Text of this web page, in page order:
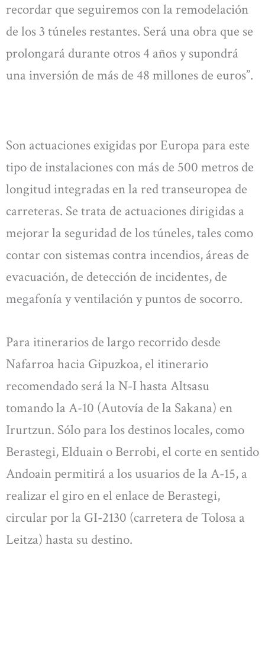
recordar que seguiremos con la remodelación
de los 3 túneles restantes. Será una obra que se
prolongará durante otros 4 años y supondrá
una inversión de más de 48 millones de euros”.
Son actuaciones exigidas por Europa para este
tipo de instalaciones con más de 500 metros de
longitud integradas en la red transeuropea de
carreteras. Se trata de actuaciones dirigidas a
mejorar la seguridad de los túneles, tales como
contar con sistemas contra incendios, áreas de
evacuación, de detección de incidentes, de
megafonía y ventilación y puntos de socorro.
Para itinerarios de largo recorrido desde
Nafarroa hacia Gipuzkoa, el itinerario
recomendado será la N-I hasta Altsasu
tomando la A-10 (Autovía de la Sakana) en
Irurtzun. Sólo para los destinos locales, como
Berastegi, Elduain o Berrobi, el corte en sentido
Andoain permitirá a los usuarios de la A-15, a
realizar el giro en el enlace de Berastegi,
circular por la GI-2130 (carretera de Tolosa a
Leitza) hasta su destino.